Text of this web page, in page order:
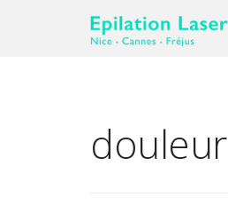
douleur